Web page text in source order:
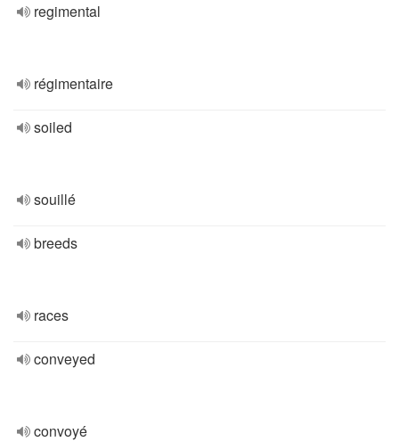
regimental
régimentaire
soiled
souillé
breeds
races
conveyed
convoyé